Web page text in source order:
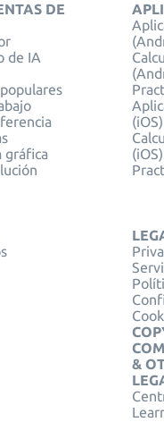
DE
de IA
gráfica
(iOS)
(iOS)
&